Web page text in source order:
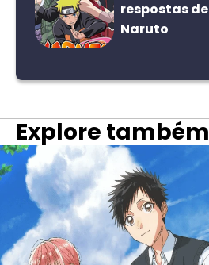
respostas de
Naruto
Explore também